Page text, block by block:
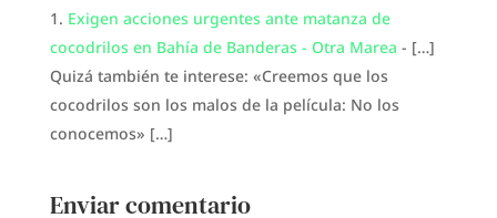
Exigen acciones urgentes ante matanza de
cocodrilos en Bahía de Banderas - Otra Marea - […]
Quizá también te interese: «Creemos que los
cocodrilos son los malos de la película: No los
conocemos» […]
Enviar comentario